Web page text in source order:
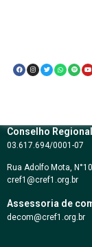
025/
Conselho
03.617.694/0001-07
Rua Adolfo Mota,
cref1@cref1.org.br
Assessoria de
decom@cref1.org.br